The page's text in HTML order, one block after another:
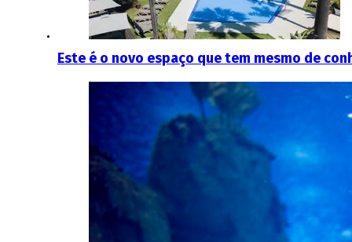
Este é o novo espaço que tem mesmo de